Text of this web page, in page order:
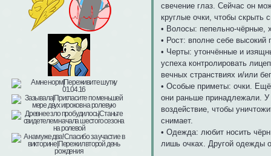
свечение глаз. Сейчас он
круглые очки, чтобы скрыть
• Волосы: пепельно-чёрные,
• Рост: вполне себе
• Черты: утончённые и
успеха контролировать
вечных странствиях и/или
• Особые приметы: очки. Ещё
они раньше принадлежали. У
воздействие, чтобы
снимает.
• Одежда: любит носить
лишь очках. Другой одежды